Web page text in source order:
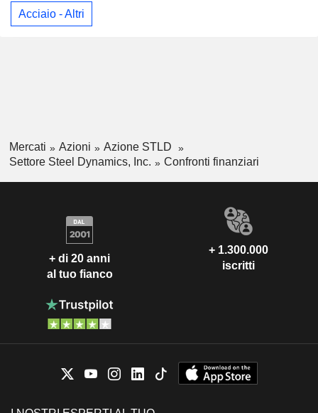
Acciaio - Altri
Mercati Azioni
Azione STLD
Settore Steel Dynamics, Inc.
Confronti finanziari
+ di 20 anni
al tuo fianco
+ 1.300.000
iscritti